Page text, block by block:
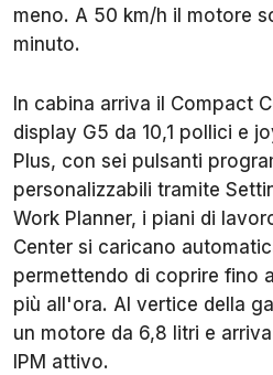
meno. A 50 km/h il motore
minuto.
In cabina arriva il Compact
display G5 da 10,1 pollici e
Plus, con sei pulsanti
personalizzabili tramite
Work Planner, i piani di
Center si caricano
permettendo di coprire fino
più all'ora. Al vertice della
un motore da 6,8 litri e
IPM attivo.